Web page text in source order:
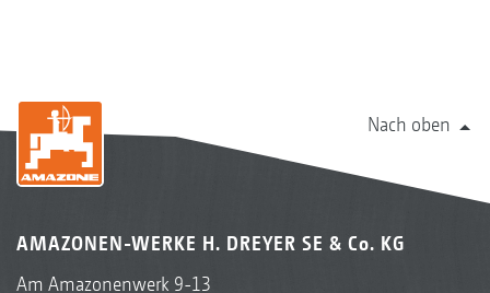
Nach oben
AMAZONEN-WERKE H. DREYER SE & Co. KG
Am Amazonenwerk 9-13